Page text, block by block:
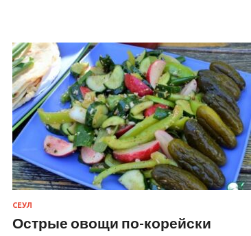
СЕУЛ
Острые овощи по-корейски